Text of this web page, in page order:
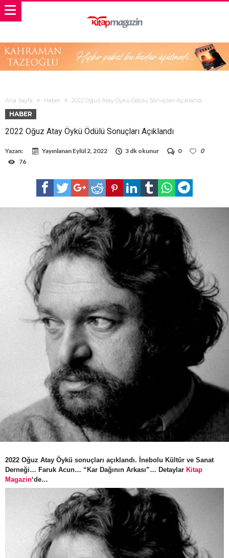
Ana Sayfa Haber 2022 Oğuz Atay Öykü Ödülü Sonuçları Açıklandı
HABER
2022 Oğuz Atay Öykü Ödülü Sonuçları Açıklandı
Yazan: Yayınlanan Eylül 2, 2022 3 dk okunur 0
0
76
2022 Oğuz Atay Öykü sonuçları açıklandı. İnebolu Kültür ve Sanat
Derneği… Faruk Acun… “Kar Dağının Arkası”… Detaylar Kitap
Magazin‘de…